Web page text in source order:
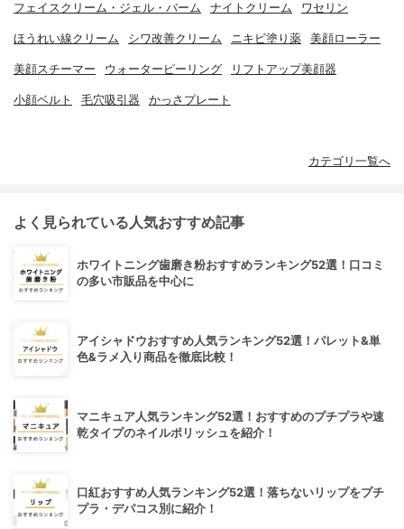
フェイスクリーム・ジェル・バーム ナイトクリーム ワセリン
ほうれい線クリーム シワ改善クリーム ニキビ塗り薬 美顔ローラー
美顔スチーマー ウォーターピーリング リフトアップ美顔器
小顔ベルト 毛穴吸引器 かっさプレート
カテゴリ一覧へ
よく見られている人気おすすめ記事
ホワイトニング歯磨き粉おすすめランキング52選！口コミ
の多い市販品を中心に
アイシャドウおすすめ人気ランキング52選！パレット&単
色&ラメ入り商品を徹底比較！
マニキュア人気ランキング52選！おすすめのプチプラや速
乾タイプのネイルポリッシュを紹介！
口紅おすすめ人気ランキング52選！落ちないリップをプチ
プラ・デパコス別に紹介！